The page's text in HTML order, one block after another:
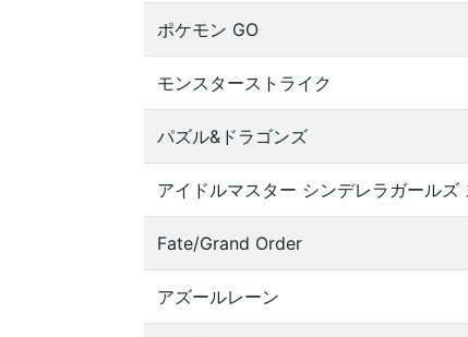
ポケモン GO
モンスターストライク
パズル&ドラゴンズ
アイドルマスター シンデレラガールズ
Fate/Grand Order
アズールレーン